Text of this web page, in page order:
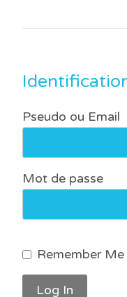
Pseudo ou Email
Mot de passe
Remember Me